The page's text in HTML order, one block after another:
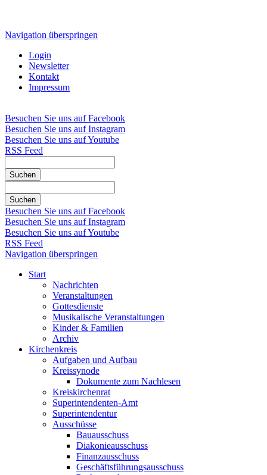
Navigation überspringen
Login
Newsletter
Kontakt
Impressum
Besuchen Sie uns auf Facebook
Besuchen Sie uns auf Instagram
Besuchen Sie uns auf Youtube
RSS Feed
Suchen
Suchen
Besuchen Sie uns auf Facebook
Besuchen Sie uns auf Instagram
Besuchen Sie uns auf Youtube
RSS Feed
Navigation überspringen
Start
Nachrichten
Veranstaltungen
Gottesdienste
Musikalische Veranstaltungen
Kinder & Familien
Archiv
Kirchenkreis
Aufgaben und Aufbau
Kreissynode
Dokumente zum Nachlesen
Kreiskirchenrat
Superintendenten-Amt
Superintendentur
Ausschüsse
Bauausschuss
Diakonieausschuss
Finanzausschuss
Geschäftsführungsausschuss